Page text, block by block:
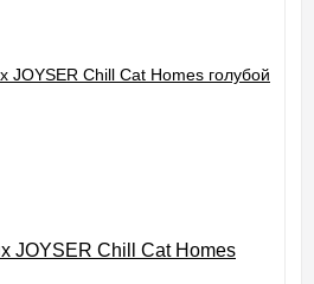
JOYSER Chill Cat Homes